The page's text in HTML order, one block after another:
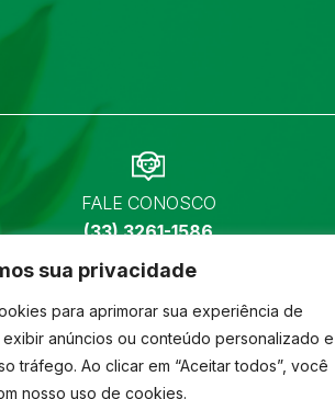
sua privacidade
para aprimorar sua experiência de
anúncios ou conteúdo personalizado e
tráfego. Ao clicar em “Aceitar todos”, você
nosso uso de cookies.
FALE CONOSCO
(33) 3261-1586
José- Todos os direitos reservados